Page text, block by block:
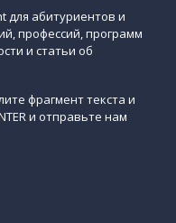
для абитуриентов и
профессий, программ
и статьи об
фрагмент текста и
и отправьте нам